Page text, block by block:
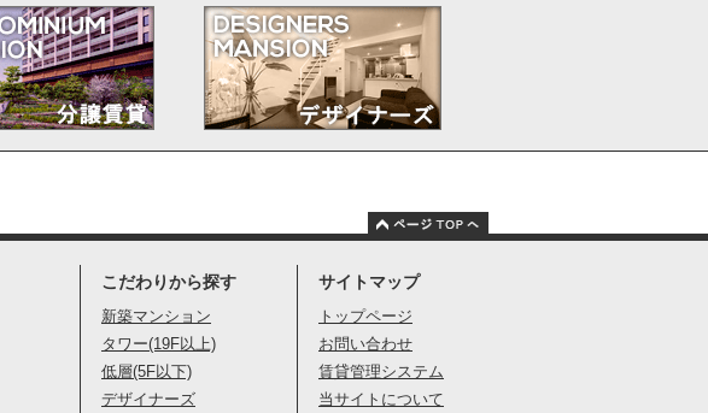
こだわりから探す
新築マンション
タワー(19F以上)
低層(5F以下)
デザイナーズ
サイトマップ
トップページ
お問い合わせ
賃貸管理システム
当サイトについて